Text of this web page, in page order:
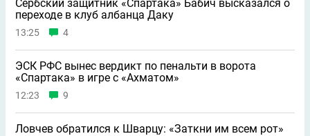
Сербский защитник «Спартака» Бабич высказался о
переходе в клуб албанца Даку
13:25 4
ЭСК РФС вынес вердикт по пенальти в ворота
«Спартака» в игре с «Ахматом»
12:23 9
Ловчев обратился к Шварцу: «Заткни им всем рот»